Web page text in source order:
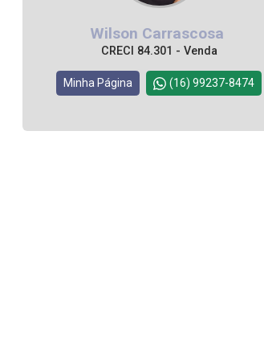
Wilson Carrascosa
CRECI 84.301 - Venda
Minha Página (16) 99237-8474